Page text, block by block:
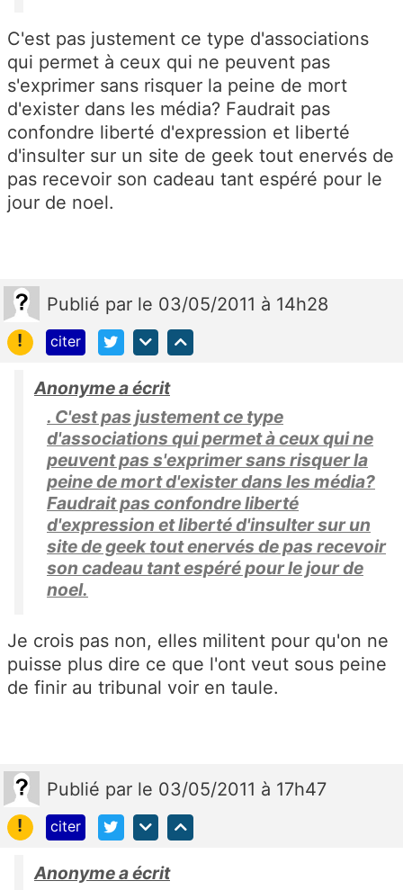
C'est pas justement ce type d'associations
qui permet à ceux qui ne peuvent pas
s'exprimer sans risquer la peine de mort
d'exister dans les média? Faudrait pas
confondre liberté d'expression et liberté
d'insulter sur un site de geek tout enervés de
pas recevoir son cadeau tant espéré pour le
jour de noel.
Publié par le 03/05/2011 à 14h28
!
citer
Anonyme a écrit
. C'est pas justement ce type
d'associations qui permet à ceux qui ne
peuvent pas s'exprimer sans risquer la
peine de mort d'exister dans les média?
Faudrait pas confondre liberté
d'expression et liberté d'insulter sur un
site de geek tout enervés de pas recevoir
son cadeau tant espéré pour le jour de
noel.
Je crois pas non, elles militent pour qu'on ne
puisse plus dire ce que l'ont veut sous peine
de finir au tribunal voir en taule.
Publié par le 03/05/2011 à 17h47
!
citer
Anonyme a écrit